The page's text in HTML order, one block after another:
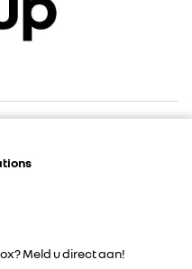
Meld u direct aan!